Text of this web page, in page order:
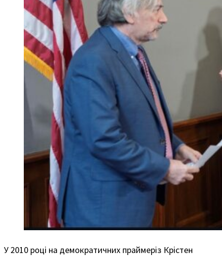
У 2010 році на демократичних праймеріз Крістен